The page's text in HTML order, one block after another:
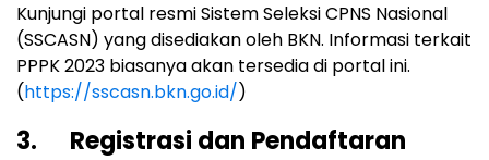
Kunjungi portal resmi Sistem Seleksi CPNS Nasional
(SSCASN) yang disediakan oleh BKN. Informasi terkait
PPPK 2023 biasanya akan tersedia di portal ini.
(https://sscasn.bkn.go.id/)
3. Registrasi dan Pendaftaran